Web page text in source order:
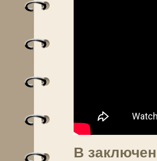
В